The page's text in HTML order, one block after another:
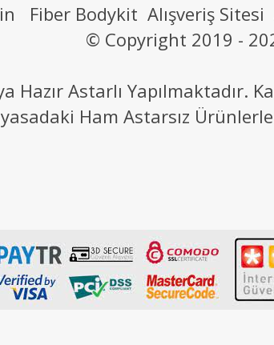
Fiber Bodykit Alışveriş Sitesi
© Copyright 2019 -
Astarlı Yapılmaktadır.
Ham Astarsız Ürünlerle